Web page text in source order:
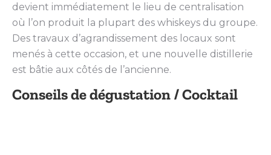
devient immédiatement le lieu de centralisation
où l’on produit la plupart des whiskeys du groupe.
Des travaux d’agrandissement des locaux sont
menés à cette occasion, et une nouvelle distillerie
est bâtie aux côtés de l’ancienne.
Conseils de dégustation / Cocktail